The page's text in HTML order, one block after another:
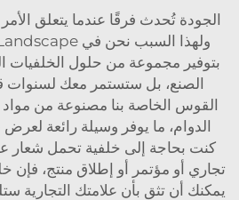
الجودة تُحدث فرقًا عندما يتعلق الأمر
بتوفير مجموعة من حلول الخلفيات
الصنع، بل ستستمر معك لسنوات
القوس الخاصة بنا مصنوعة من مواد
الدوام، ما يوفر وسيلة رائعة لعرض
كنت بحاجة إلى خلفية تحمل شعار
تجاري أو مؤتمر أو إطلاق منتج، فإن
يمكنك أن تثق بأن علامتك التجارية